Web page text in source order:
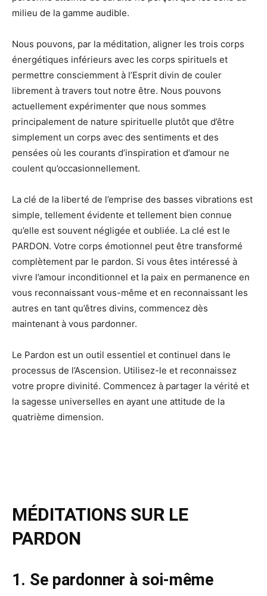
milieu de la gamme audible.
Nous pouvons, par la méditation, aligner les trois corps
énergétiques inférieurs avec les corps spirituels et
permettre consciemment à l’Esprit divin de couler
librement à travers tout notre être. Nous pouvons
actuellement expérimenter que nous sommes
principalement de nature spirituelle plutôt que d’être
simplement un corps avec des sentiments et des
pensées où les courants d’inspiration et d’amour ne
coulent qu’occasionnellement.
La clé de la liberté de l’emprise des basses vibrations est
simple, tellement évidente et tellement bien connue
qu’elle est souvent négligée et oubliée. La clé est le
PARDON. Votre corps émotionnel peut être transformé
complètement par le pardon. Si vous êtes intéressé à
vivre l’amour inconditionnel et la paix en permanence en
vous reconnaissant vous-même et en reconnaissant les
autres en tant qu’êtres divins, commencez dès
maintenant à vous pardonner.
Le Pardon est un outil essentiel et continuel dans le
processus de l’Ascension. Utilisez-le et reconnaissez
votre propre divinité. Commencez à partager la vérité et
la sagesse universelles en ayant une attitude de la
quatrième dimension.
MÉDITATIONS SUR LE
PARDON
1. Se pardonner à soi-même